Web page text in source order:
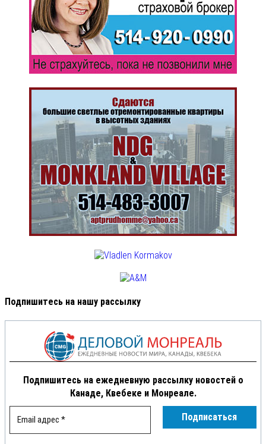
Подпишитесь на нашу рассылку
Подпишитесь на ежедневную рассылку новостей о
Канаде, Квебеке и Монреале.